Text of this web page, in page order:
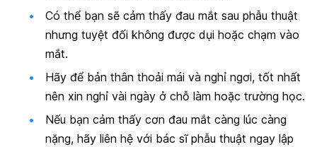
Có thể bạn sẽ cảm thấy đau mắt sau phẫu thuật
nhưng tuyệt đối không được dụi hoặc chạm vào
mắt.
Hãy để bản thân thoải mái và nghỉ ngơi, tốt nhất
nên xin nghỉ vài ngày ở chỗ làm hoặc trường học.
Nếu bạn cảm thấy cơn đau mắt càng lúc càng
nặng, hãy liên hệ với bác sĩ phẫu thuật ngay lập